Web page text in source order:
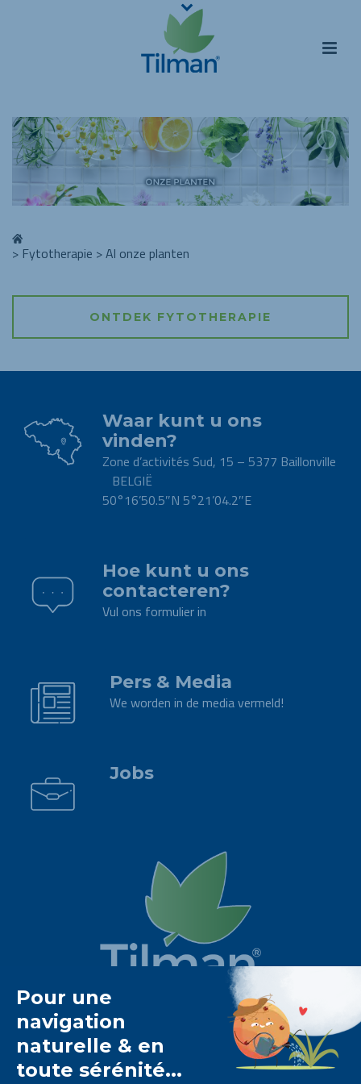
> Fytotherapie >Al onze planten
ONTDEK FYTOTHERAPIE
Waar kunt u ons
vinden?
Zone d’activités Sud, 15 – 5377 Baillonville
BELGIË
50°16’50.5″N 5°21’04.2″E
Hoe kunt u ons
contacteren?
Vul ons formulier in
Pers & Media
We worden in de media vermeld!
Jobs
Het Tilman laboratorium is
gespecialiseerd in
fytotherapie
Het biedt unatuurlijke oplossingen op basis van